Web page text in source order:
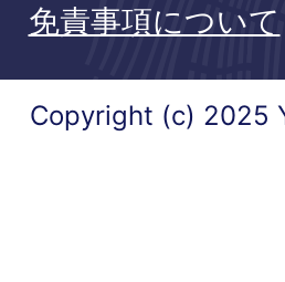
免責事項について
Copyright (c) 2025